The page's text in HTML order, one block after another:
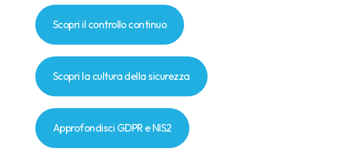
Scopri il controllo continuo
Scopri la cultura della sicurezza
Approfondisci GDPR e NIS2